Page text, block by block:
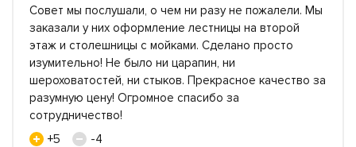
Совет мы послушали, о чем ни разу не пожалели. Мы
заказали у них оформление лестницы на второй
этаж и столешницы с мойками. Сделано просто
изумительно! Не было ни царапин, ни
шероховатостей, ни стыков. Прекрасное качество за
разумную цену! Огромное спасибо за
сотрудничество!
+5
-4